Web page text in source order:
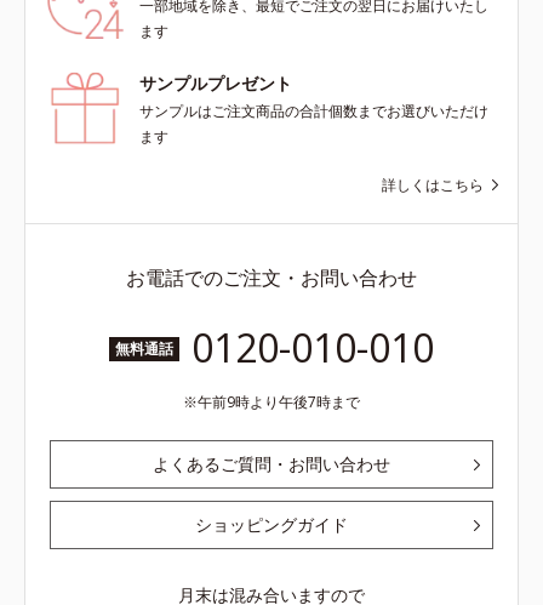
一部地域を除き、最短でご注文の翌日にお届けいたし
ます
サンプルプレゼント
サンプルはご注文商品の合計個数までお選びいただけ
ます
詳しくはこちら
お電話でのご注文・お問い合わせ
無料通話 0120-010-010
午前9時より午後7時まで
よくあるご質問・お問い合わせ
ショッピングガイド
月末は混み合いますので